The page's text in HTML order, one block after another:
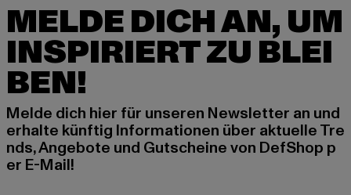
MELDE DICH AN, UM
INSPIRIERT ZU BLEI
BEN!
Melde dich hier für unseren Newsletter an und
erhalte künftig Informationen über aktuelle Tre
nds, Angebote und Gutscheine von DefShop p
er E-Mail!